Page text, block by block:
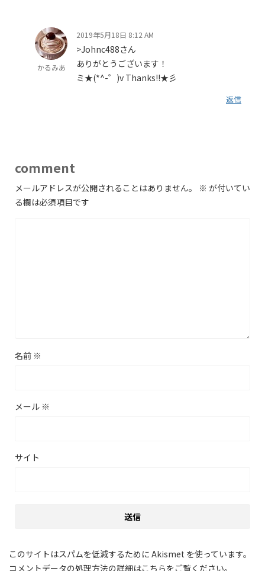
かるみあ
2019年5月18日 8:12 AM
>Johnc488さん
ありがとうございます！
ミ★(*^-゜)v Thanks!!★彡
返信
comment
メールアドレスが公開されることはありません。 ※ が付いてい
る欄は必須項目です
名前 ※
メール ※
サイト
このサイトはスパムを低減するために Akismet を使っています。
コメントデータの処理方法の詳細はこちらをご覧ください。